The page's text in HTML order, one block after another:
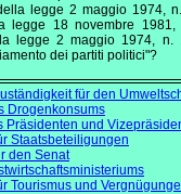
legge 2 maggio 1974,
legge 18 novembre 1981,
legge 2 maggio 1974, n.
dei partiti politici"?
für den
Drogenkonsums
und
Staatsbeteiligungen
den Senat
Tourismus und